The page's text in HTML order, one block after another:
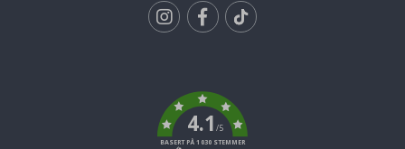
4.1/5
BASERT PÅ 1030 STEMMER